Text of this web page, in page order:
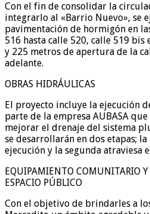
Con el fin de consolidar la
integrarlo al «Barrio Nuevo», se
pavimentación de hormigón en
516 hasta calle 520, calle 519 bis
y 225 metros de apertura de la
adelante.
OBRAS HIDRÁULICAS
El proyecto incluye la ejecución
parte de la empresa AUBASA
mejorar el drenaje del sistema
se desarrollarán en dos etapas;
ejecución y la segunda atraviesa
EQUIPAMIENTO COMUNITARIO
ESPACIO PÚBLICO
Con el objetivo de brindarles a